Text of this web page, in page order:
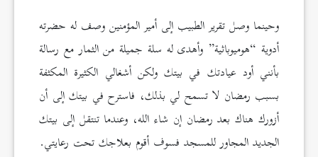
وحينما وصل تقرير الطبيب إلى أمير المؤمنين وصف له حضرته
أدوية “هوميوباثية” وأهدى له سلة جميلة من الثمار مع رسالة
بأنني أود عيادتك في بيتك ولكن أشغالي الكثيرة المكثفة
بسبب رمضان لا تسمح لي بذلك، فاسترح في بيتك إلى أن
أزورك هناك بعد رمضان إن شاء الله، وعندما تنتقل إلى بيتك
الجديد المجاور للمسجد فسوف أقوم بعلاجك تحت رعايتي.